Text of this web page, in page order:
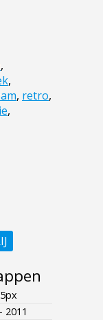
,
,
, retro,
,
2011